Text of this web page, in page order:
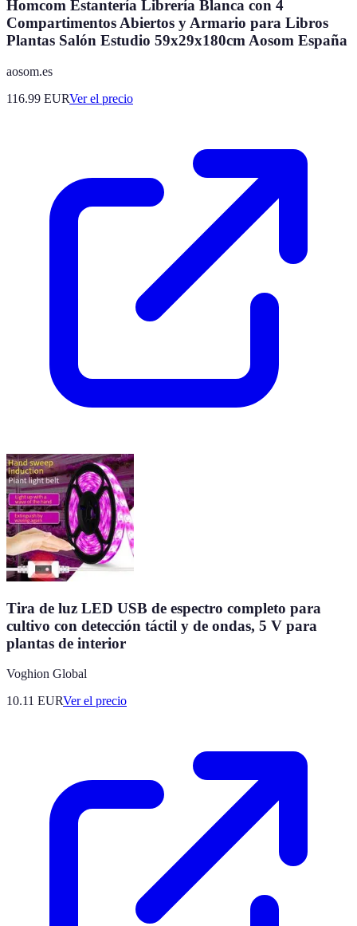
Homcom Estantería Librería Blanca con 4
Compartimentos Abiertos y Armario para Libros
Plantas Salón Estudio 59x29x180cm Aosom España
aosom.es
116.99 EURVer el precio
Tira de luz LED USB de espectro completo para
cultivo con detección táctil y de ondas, 5 V para
plantas de interior
Voghion Global
10.11 EURVer el precio